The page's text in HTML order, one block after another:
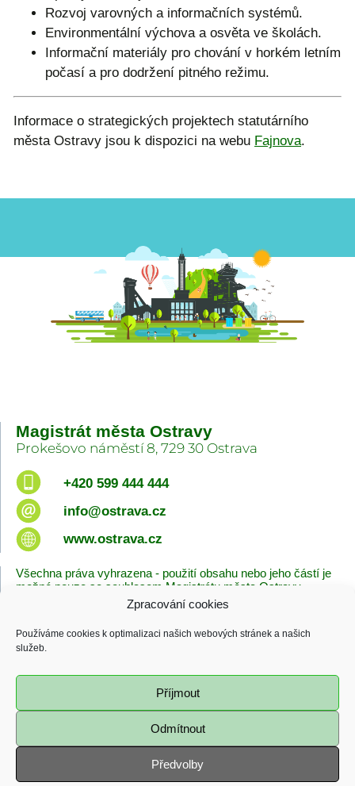
Zpracování cookies
Používáme cookies k optimalizaci našich webových stránek a našich
služeb.
Příjmout
Odmítnout
Předvolby
Rozvoj varovných a informačních systémů.
Environmentální výchova a osvěta ve školách.
Informační materiály pro chování v horkém letním
počasí a pro dodržení pitného režimu.
Informace o strategických projektech statutárního
města Ostravy jsou k dispozici na webu Fajnova.
Magistrát města Ostravy
Prokešovo náměstí 8, 729 30 Ostrava
+420 599 444 444
info@ostrava.cz
www.ostrava.cz
Všechna práva vyhrazena - použití obsahu nebo jeho částí je
možné pouze se souhlasem Magistrátu města Ostravy.
Zásady cookies
Poslední změna